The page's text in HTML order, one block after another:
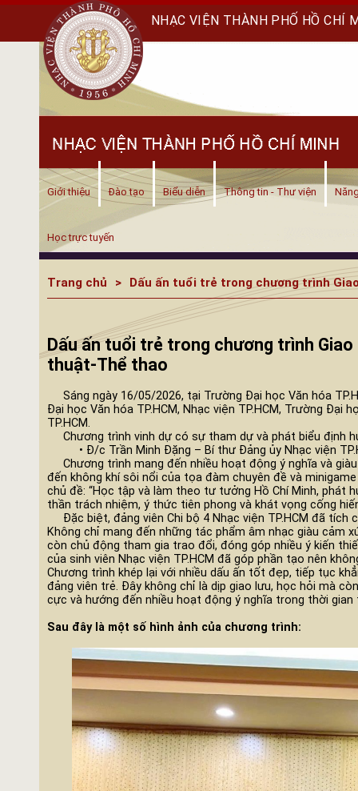
NHẠC VIỆN THÀNH PHỐ HỒ CHÍ
Giới thiệu Đào tạo Biểu diễn Thông tin - Thư viện
Học trực tuyến
Trang chủ Dấu ấn tuổi trẻ trong chương trình
Dấu ấn tuổi trẻ trong chương trình
thuật-Thể thao
Sáng ngày 16/05/2026, tại Trường Đại học Văn hóa
Đại học Văn hóa TP.HCM, Nhạc viện TP.HCM, Trường Đại
TP.HCM.
Chương trình vinh dự có sự tham dự và phát biểu định
• Đ/c Trần Minh Đặng – Bí thư Đảng ủy Nhạc viện
Chương trình mang đến nhiều hoạt động ý nghĩa và
đến không khí sôi nổi của tọa đàm chuyên đề và
chủ đề: “Học tập và làm theo tư tưởng Hồ Chí Minh, phát
thần trách nhiệm, ý thức tiên phong và khát vọng cống
Đặc biệt, đảng viên Chi bộ 4 Nhạc viện TP.HCM đã tích
Không chỉ mang đến những tác phẩm âm nhạc giàu cảm
còn chủ động tham gia trao đổi, đóng góp nhiều ý kiến
của sinh viên Nhạc viện TP.HCM đã góp phần tạo nên
Chương trình khép lại với nhiều dấu ấn tốt đẹp, tiếp tục
đảng viên trẻ. Đây không chỉ là dịp giao lưu, học hỏi mà
cực và hướng đến nhiều hoạt động ý nghĩa trong thời
Sau đây là một số hình ảnh của chương trình: